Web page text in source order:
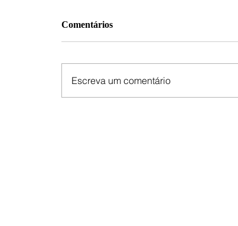
Comentários
Escreva um comentário